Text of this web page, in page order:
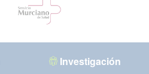
Investigación